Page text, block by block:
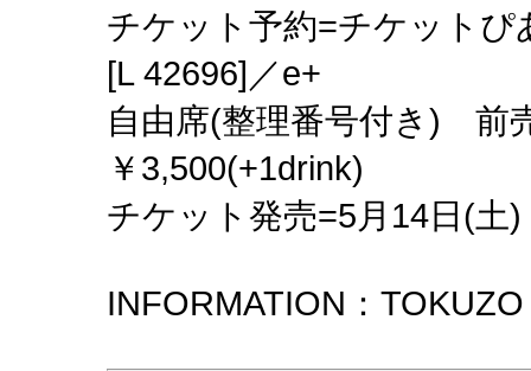
チケット予約=チケットぴ
[L 42696]／e+
自由席(整理番号付き) 前
￥3,500(+1drink)
チケット発売=5月14日(土)
INFORMATION：